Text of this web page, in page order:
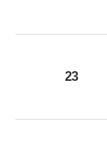
23